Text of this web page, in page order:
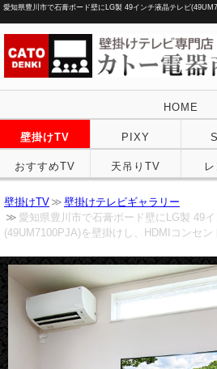
愛知県豊川市で石膏ボード壁にLG製 49インチ液晶テレビ
HOME
壁掛けTV PIXY
おすすめTV 天吊りTV
壁掛けTV
壁掛けテレビギャラリー
愛知県豊川市で石膏ボード壁にLG製 49
(49UM7100PJA)を壁掛けし、HDMIコンセン